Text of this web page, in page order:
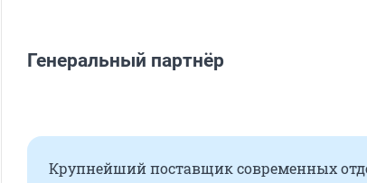
Генеральный партнёр
Крупнейший поставщик современных